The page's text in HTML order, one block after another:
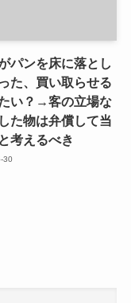
パンを床に落とし
た、買い取らせる
い？→客の立場な
た物は弁償して当
考えるべき
30